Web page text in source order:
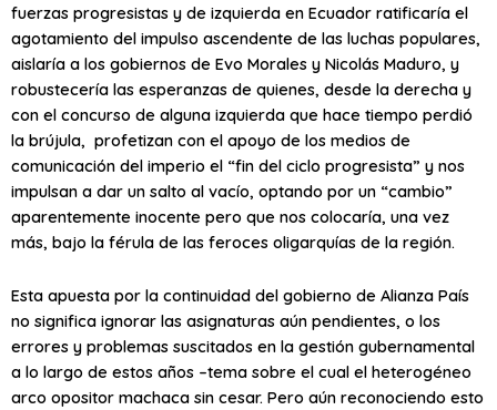
fuerzas progresistas y de izquierda en Ecuador ratificaría el
agotamiento del impulso ascendente de las luchas populares,
aislaría a los gobiernos de Evo Morales y Nicolás Maduro, y
robustecería las esperanzas de quienes, desde la derecha y
con el concurso de alguna izquierda que hace tiempo perdió
la brújula, profetizan con el apoyo de los medios de
comunicación del imperio el “fin del ciclo progresista” y nos
impulsan a dar un salto al vacío, optando por un “cambio”
aparentemente inocente pero que nos colocaría, una vez
más, bajo la férula de las feroces oligarquías de la región.
Esta apuesta por la continuidad del gobierno de Alianza País
no significa ignorar las asignaturas aún pendientes, o los
errores y problemas suscitados en la gestión gubernamental
a lo largo de estos años –tema sobre el cual el heterogéneo
arco opositor machaca sin cesar. Pero aún reconociendo esto